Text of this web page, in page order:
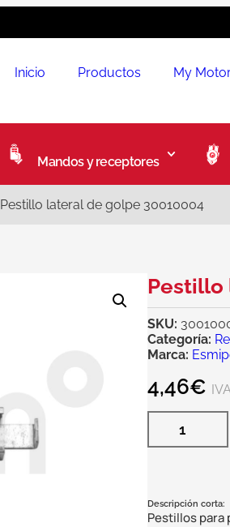
Inicio Productos My
Mandos y receptores
Pestillo lateral de golpe 30010004
Pestillo
SKU:
Categoría:
Marca:
4,46€
Descripción corta:
Pestillos para